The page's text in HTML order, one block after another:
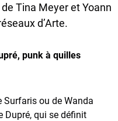
Tina Meyer et Yoann
d’Arte.
punk à quilles
Surfaris ou de Wanda
Dupré, qui se définit